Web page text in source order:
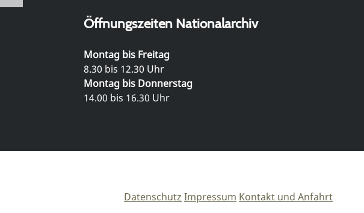
Öffnungszeiten Nationalarchiv
Montag bis Freitag
8.30 bis 12.30 Uhr
Montag bis Donnerstag
14.00 bis 16.30 Uhr
Datenschutz Impressum Kontakt und Anfahrt